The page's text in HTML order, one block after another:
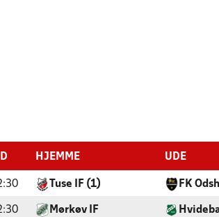
HJEMME UDE
Tuse IF (1) FK
Mørkøv IF